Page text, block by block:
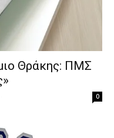
Θράκης: ΠΜΣ
0